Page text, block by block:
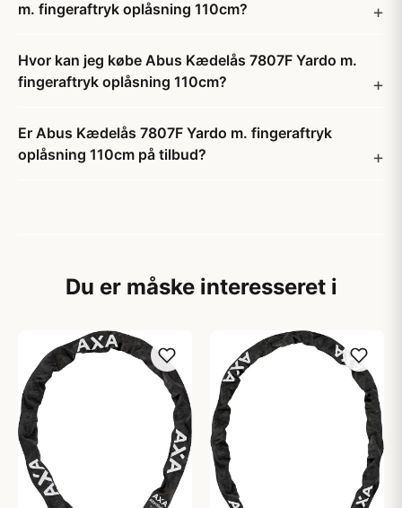
m. fingeraftryk oplåsning 110cm?
Hvor kan jeg købe Abus Kædelås 7807F Yardo m.
fingeraftryk oplåsning 110cm?
Er Abus Kædelås 7807F Yardo m. fingeraftryk
oplåsning 110cm på tilbud?
Du er måske interesseret i